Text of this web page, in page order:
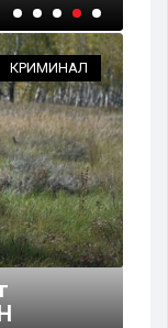
КРИМИНАЛ